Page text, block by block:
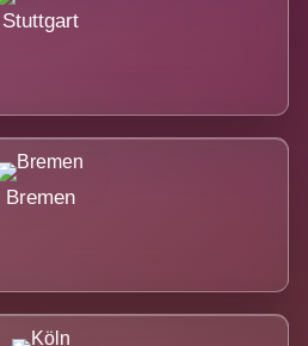
Stuttgart
Bremen